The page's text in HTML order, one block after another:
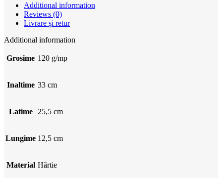
Additional information
Reviews (0)
Livrare și retur
Additional information
Grosime 120 g/mp
Inaltime 33 cm
Latime 25,5 cm
Lungime 12,5 cm
Material Hârtie